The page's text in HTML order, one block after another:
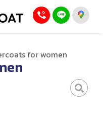
for women